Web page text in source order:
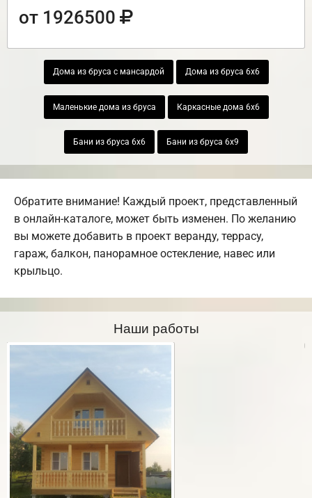
от 1926500
Дома из бруса с мансардой Дома из бруса 6х6
Маленькие дома из бруса Каркасные дома 6х6
Бани из бруса 6х6 Бани из бруса 6х9
Обратите внимание! Каждый проект, представленный
в онлайн-каталоге, может быть изменен. По желанию
вы можете добавить в проект веранду, террасу,
гараж, балкон, панорамное остекление, навес или
крыльцо.
Наши работы